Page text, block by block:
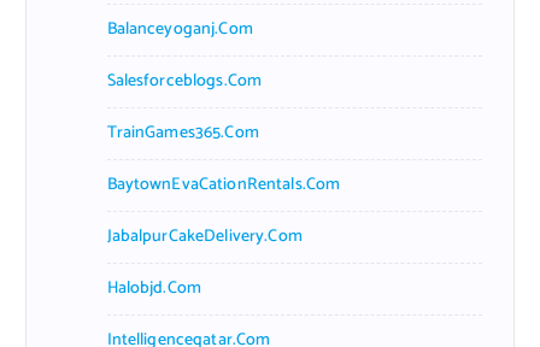
Balanceyoganj.com
Salesforceblogs.com
TrainGames365.com
BaytownEvaCationRentals.com
JabalpurCakeDelivery.com
Halobjd.com
Intelligenceqatar.com